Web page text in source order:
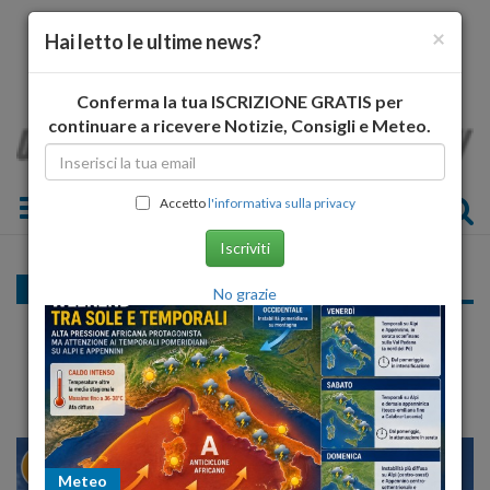
Toggle navigation
Monongah: dal fatto al simbolo
L'ultimo libro di Palma e Cianci
MILANO 23 28
×
Hai letto le ultime news?
Conferma la tua ISCRIZIONE GRATIS per
continuare a ricevere Notizie, Consigli e Meteo.
Accettol'informativa sulla privacy
Iscriviti
No grazie
Meteo